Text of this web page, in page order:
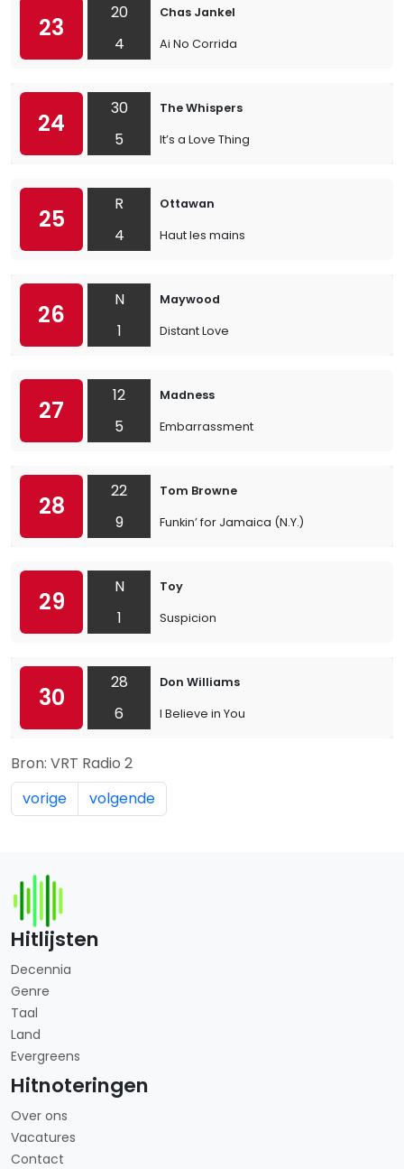
23
20
4
Chas Jankel
Ai No Corrida
24
30
5
The Whispers
It’s a Love Thing
25
R
4
Ottawan
Haut les mains
26
N
1
Maywood
Distant Love
27
12
5
Madness
Embarrassment
28
22
9
Tom Browne
Funkin’ for Jamaica (N.Y.)
29
N
1
Toy
Suspicion
30
28
6
Don Williams
I Believe in You
Bron: VRT Radio 2
vorige
volgende
Hitlijsten
Decennia
Genre
Taal
Land
Evergreens
Hitnoteringen
Over ons
Vacatures
Contact